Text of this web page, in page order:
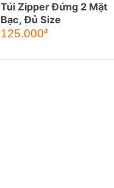
Túi Zipper Đứng 2 Mặt
Bạc, Đủ Size
125.000đ